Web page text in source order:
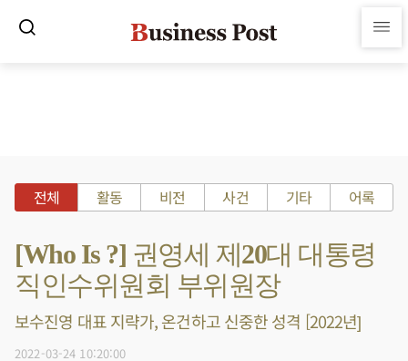
전체 활동 비전 사건 기타 어록
[Who Is ?] 권영세 제20대 대통령
직인수위원회 부위원장
보수진영 대표 지략가, 온건하고 신중한 성격 [2022년]
2022-03-24 10:20:00